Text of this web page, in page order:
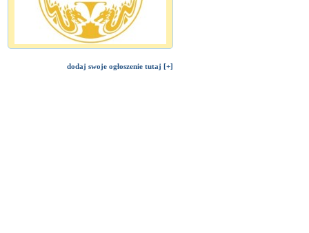
dodaj swoje ogłoszenie tutaj [+]